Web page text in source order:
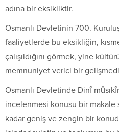
adına bir eksikliktir.
Osmanlı Devletinin 700.
faaliyetlerde bu eksikliğin,
çalışıldığını görmek, yine
memnuniyet verici bir
Osmanlı Devletinde Dinî
incelenmesi konusu bir makale
kadar geniş ve zengin bir